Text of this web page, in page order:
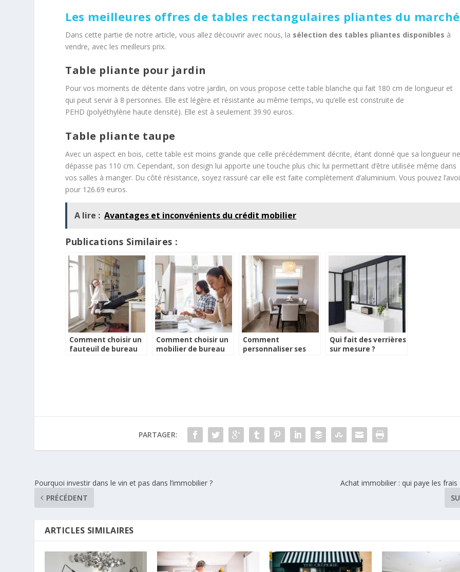
Les meilleures offres de tables rectangulaires pliantes du marché
Dans cette partie de notre article, vous allez découvrir avec nous, la sélection des tables pliantes disponibles à
vendre, avec les meilleurs prix.
Table pliante pour jardin
Pour vos moments de détente dans votre jardin, on vous propose cette table blanche qui fait 180 cm de longueur et
qui peut servir à 8 personnes. Elle est légère et résistante au même temps, vu qu’elle est construite de
PEHD (polyéthylène haute densité). Elle est à seulement 39.90 euros.
Table pliante taupe
Avec un aspect en bois, cette table est moins grande que celle précédemment décrite, étant donné que sa longueur
dépasse pas 110 cm. Cependant, son design lui apporte une touche plus chic lui permettant d’être utilisée même dans
vos salles à manger. Du côté résistance, soyez rassuré car elle est faite complètement d’aluminium. Vous pouvez
pour 126.69 euros.
A lire : Avantages et inconvénients du crédit mobilier
Publications Similaires :
Comment choisir un
fauteuil de bureau
Comment choisir un
mobilier de bureau
Comment
personnaliser ses
Qui fait des verrières
sur mesure ?
PARTAGER:
Pourquoi investir dans le vin et pas dans l’immobilier ?
PRÉCÉDENT
Achat immobilier : qui paye les frais
ARTICLES SIMILAIRES